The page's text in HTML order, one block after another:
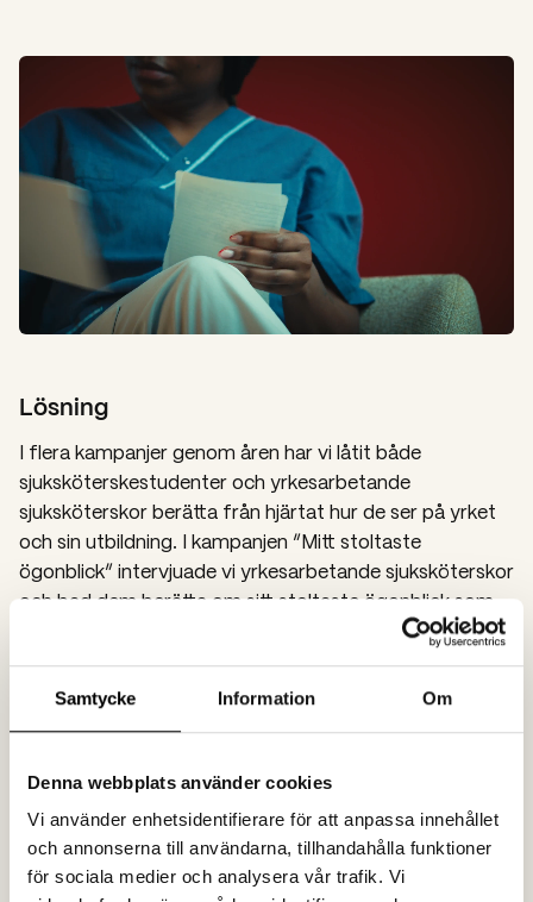
Samtycke Information Om
Denna webbplats använder cookies
Vi använder enhetsidentifierare för att anpassa innehållet
och annonserna till användarna, tillhandahålla funktioner
för sociala medier och analysera vår trafik. Vi
Lösning
I flera kampanjer genom åren har vi låtit både
sjuksköterskestudenter och yrkesarbetande
sjuksköterskor berätta från hjärtat hur de ser på yrket
och sin utbildning. I kampanjen “Mitt stoltaste
ögonblick” intervjuade vi yrkesarbetande sjuksköterskor
och bad dem berätta om sitt stoltaste ögonblick som
sjuksköterska. Personliga och känslosamma berättelser
som går bortom arbetets vardag och sätter fingret på
det som gör yrket speciellt.
skådespelare läsa upp berättelserna i ett antal filmer.
Dessa distribuerades strategiskt i olika versioner, och i
olika sociala kanaler, för att få fler att söka sig till Röda
Korsets Högskola.